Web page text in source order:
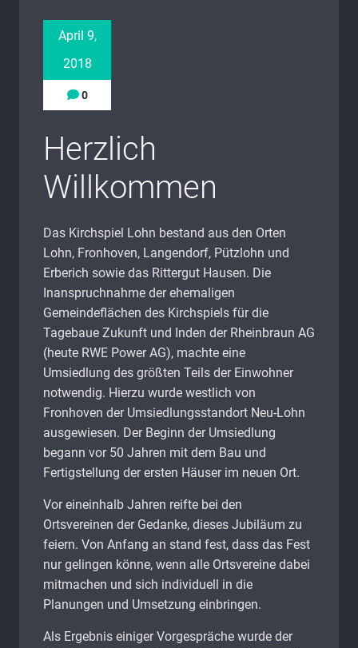
April 9,
2018
0
Herzlich
Willkommen
Das Kirchspiel Lohn bestand aus den Orten
Lohn, Fronhoven, Langendorf, Pützlohn und
Erberich sowie das Rittergut Hausen. Die
Inanspruchnahme der ehemaligen
Gemeindeflächen des Kirchspiels für die
Tagebaue Zukunft und Inden der Rheinbraun AG
(heute RWE Power AG), machte eine
Umsiedlung des größten Teils der Einwohner
notwendig. Hierzu wurde westlich von
Fronhoven der Umsiedlungsstandort Neu-Lohn
ausgewiesen. Der Beginn der Umsiedlung
begann vor 50 Jahren mit dem Bau und
Fertigstellung der ersten Häuser im neuen Ort.
Vor eineinhalb Jahren reifte bei den
Ortsvereinen der Gedanke, dieses Jubiläum zu
feiern. Von Anfang an stand fest, dass das Fest
nur gelingen könne, wenn alle Ortsvereine dabei
mitmachen und sich individuell in die
Planungen und Umsetzung einbringen.
Als Ergebnis einiger Vorgespräche wurde der